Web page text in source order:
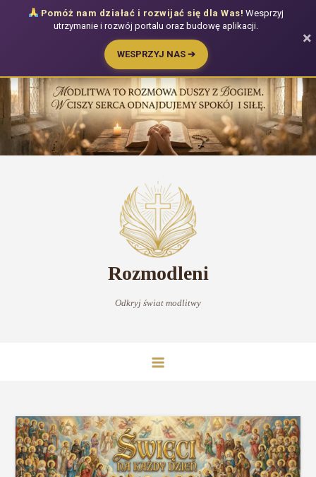
do
treści
Rozmodleni
Odkryj świat modlitwy
Pomóż nam działać i rozwijać się dla Was! Wesprzyj
utrzymanie i rozwój portalu oraz budowę aplikacji.
WESPRZYJ NAS ➔
×